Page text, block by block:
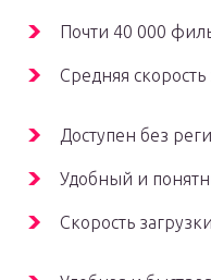
Почти 40 000
Средняя
Доступен без
Удобный и
Скорость